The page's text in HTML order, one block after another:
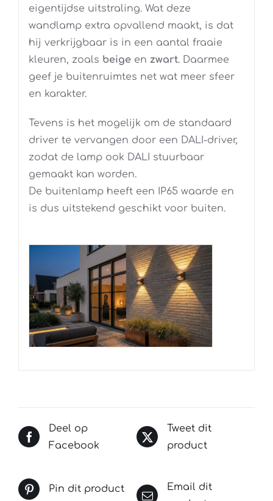
eigentijdse uitstraling. Wat deze
wandlamp extra opvallend maakt, is dat
hij verkrijgbaar is in een aantal fraaie
kleuren, zoals beigeen zwart. Daarmee
geef je buitenruimtes net wat meer sfeer
en karakter.
Tevens is het mogelijk om de standaard
driver te vervangen door een DALI-driver,
zodat de lamp ook DALI stuurbaar
gemaakt kan worden.
De buitenlamp heeft een IP65 waarde en
is dus uitstekend geschikt voor buiten.
Deel op
Facebook
Tweet dit
product
Pin dit product
Email dit